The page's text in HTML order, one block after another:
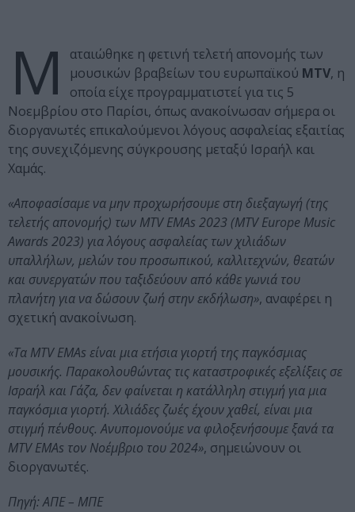
Μ
αταιώθηκε η φετινή τελετή απονομής των
μουσικών βραβείων του ευρωπαϊκού MTV, η
οποία είχε προγραμματιστεί για τις 5
Νοεμβρίου στο Παρίσι, όπως ανακοίνωσαν σήμερα οι
διοργανωτές επικαλούμενοι λόγους ασφαλείας εξαιτίας
της συνεχιζόμενης σύγκρουσης μεταξύ Ισραήλ και
Χαμάς.
«Αποφασίσαμε να μην προχωρήσουμε στη διεξαγωγή (της
τελετής απονομής) των MTV EMAs 2023 (MTV Europe Music
Awards 2023) για λόγους ασφαλείας των χιλιάδων
υπαλλήλων, μελών του προσωπικού, καλλιτεχνών, θεατών
και συνεργατών που ταξιδεύουν από κάθε γωνιά του
πλανήτη για να δώσουν ζωή στην εκδήλωση», αναφέρει η
σχετική ανακοίνωση.
«Τα MTV EMAs είναι μια ετήσια γιορτή της παγκόσμιας
μουσικής. Παρακολουθώντας τις καταστροφικές εξελίξεις σε
Ισραήλ και Γάζα, δεν φαίνεται η κατάλληλη στιγμή για μια
παγκόσμια γιορτή. Χιλιάδες ζωές έχουν χαθεί, είναι μια
στιγμή πένθους. Ανυπομονούμε να φιλοξενήσουμε ξανά τα
MTV EMAs τον Νοέμβριο του 2024», σημειώνουν οι
διοργανωτές.
Πηγή: ΑΠΕ – ΜΠΕ